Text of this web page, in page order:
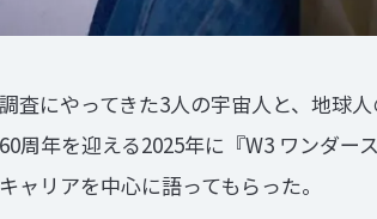
査にやってきた3人の宇宙人と、地球
周年を迎える2025年に『W3 ワンダ
ャリアを中心に語ってもらった。